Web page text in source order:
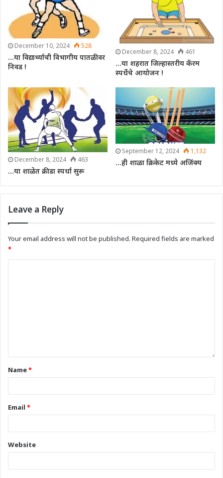
December 10, 2024 528
…या विद्यार्थ्याची विभागीय पातळीवर
निवड !
December 8, 2024 461
…या शहरात जिल्हास्तरीय कॅरम
स्पर्धेचे आयोजन !
December 8, 2024 463
…या शाळेत क्रीडा स्पर्धा सुरू
September 12, 2024 1,132
…ही शाळा क्रिकेट मध्ये अजिंक्य
Leave a Reply
Your email address will not be published. Required fields are marked
*
Name*
Email *
Website